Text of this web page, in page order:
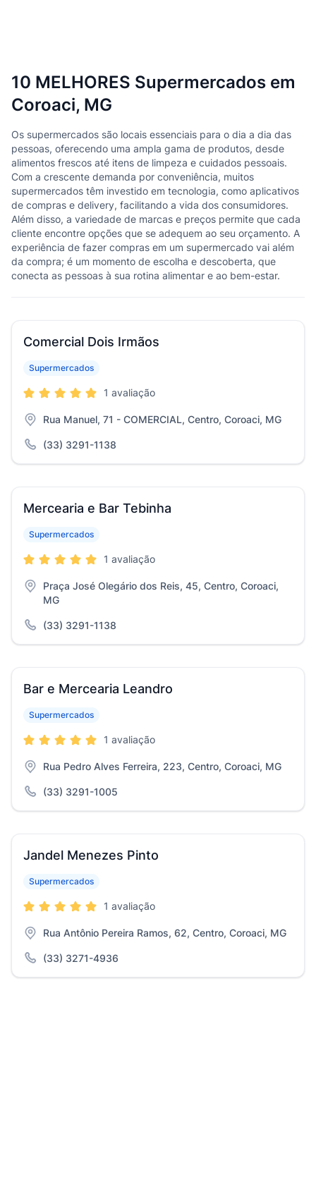
10 MELHORES Supermercados em
Coroaci, MG
Os supermercados são locais essenciais para o dia a dia das
pessoas, oferecendo uma ampla gama de produtos, desde
alimentos frescos até itens de limpeza e cuidados pessoais.
Com a crescente demanda por conveniência, muitos
supermercados têm investido em tecnologia, como aplicativos
de compras e delivery, facilitando a vida dos consumidores.
Além disso, a variedade de marcas e preços permite que cada
cliente encontre opções que se adequem ao seu orçamento. A
experiência de fazer compras em um supermercado vai além
da compra; é um momento de escolha e descoberta, que
conecta as pessoas à sua rotina alimentar e ao bem-estar.
Comercial Dois Irmãos
Supermercados
1 avaliação
Rua Manuel, 71 - COMERCIAL, Centro, Coroaci, MG
(33) 3291-1138
Mercearia e Bar Tebinha
Supermercados
1 avaliação
Praça José Olegário dos Reis, 45, Centro, Coroaci,
MG
(33) 3291-1138
Bar e Mercearia Leandro
Supermercados
1 avaliação
Rua Pedro Alves Ferreira, 223, Centro, Coroaci, MG
(33) 3291-1005
Jandel Menezes Pinto
Supermercados
1 avaliação
Rua Antônio Pereira Ramos, 62, Centro, Coroaci, MG
(33) 3271-4936